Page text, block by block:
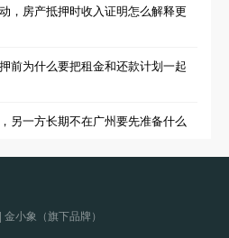
，房产抵押时收入证明怎么解释更
前为什么要把租金和还款计划一起
另一方长期不在广州要先准备什么
小象（旗下品牌）